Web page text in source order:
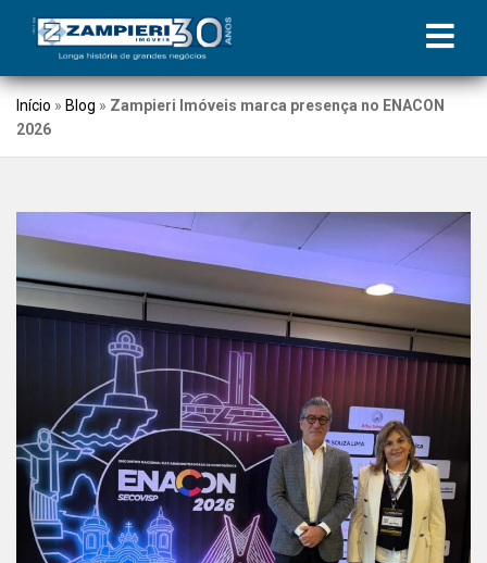
Início » Blog » Zampieri Imóveis marca presença no ENACON
2026